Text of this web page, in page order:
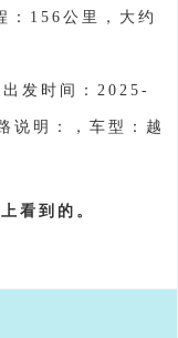
：156公里，大约
发时间：2025-
说明：，车型：越
看到的。